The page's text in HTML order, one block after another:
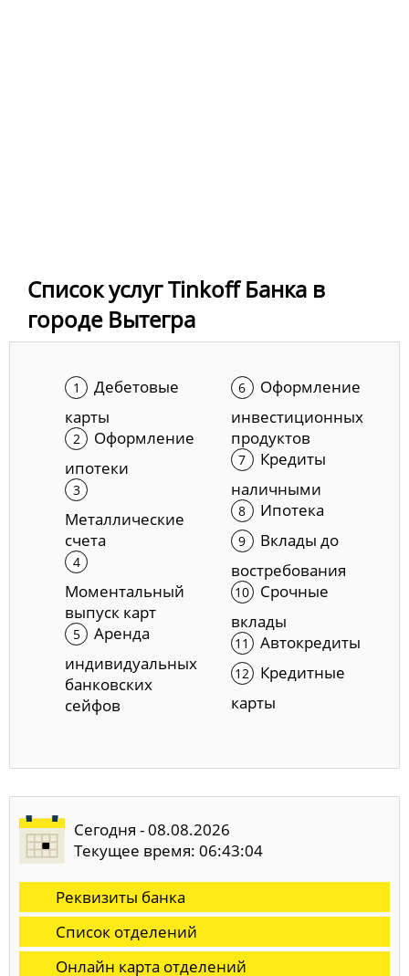
Список услуг Tinkoff Банка в
городе Вытегра
Дебетовые
карты
Оформление
ипотеки
Металлические
счета
Моментальный
выпуск карт
Аренда
индивидуальных
банковских
сейфов
Оформление
инвестиционных
продуктов
Кредиты
наличными
Ипотека
Вклады до
востребования
Срочные
вклады
Автокредиты
Кредитные
карты
Сегодня - 08.08.2026
Текущее время: 06:43:04
Реквизиты банка
Список отделений
Онлайн карта отделений